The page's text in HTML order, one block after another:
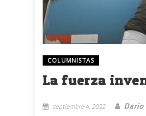
COLUMNISTAS
La fuerza
septiembre 4, 2022